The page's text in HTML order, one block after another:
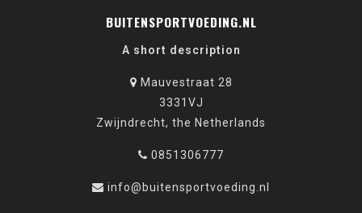
BUITENSPORTVOEDING.NL
A short description
Mauvestraat 28
3331VJ
Zwijndrecht, the Netherlands
0851306777
info@buitensportvoeding.nl